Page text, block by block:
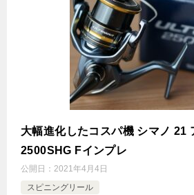
大幅進化したコスパ機 シマノ 21
2500SHG Fインプレ
公開日： 2021年4月4日
スピニングリール